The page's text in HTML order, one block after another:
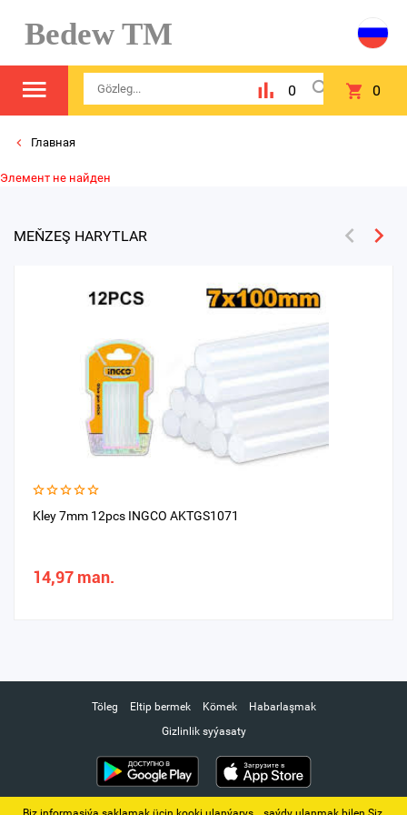
Bedew TM
0 0
Главная
Элемент не найден
MEŇZEŞ HARYTLAR
Kley 7mm 12pcs INGCO AKTGS1071
14,97 man.
Töleg Eltip bermek Kömek
Habarlaşmak
Gizlinlik syýasaty